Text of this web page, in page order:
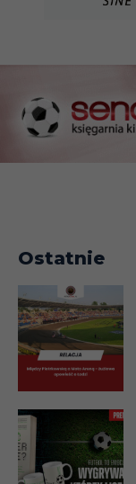
Ostatnie